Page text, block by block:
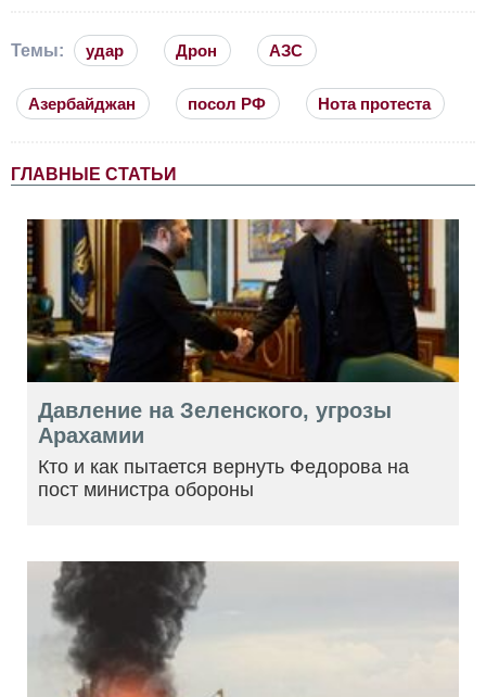
Темы: удар Дрон АЗС
Азербайджан посол РФ Нота протеста
ГЛАВНЫЕ СТАТЬИ
Давление на Зеленского, угрозы
Арахамии
Кто и как пытается вернуть Федорова на
пост министра обороны